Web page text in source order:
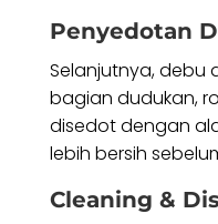
Penyedotan
Selanjutnya, debu
bagian dudukan,
disedot dengan
lebih bersih
Cleaning &